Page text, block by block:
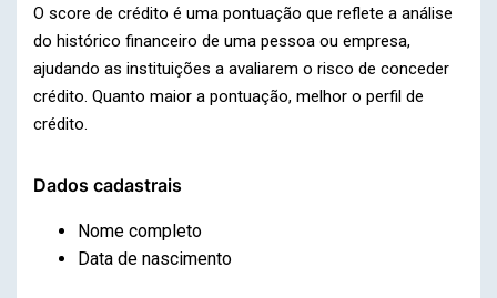
O score de crédito é uma pontuação que reflete a análise
do histórico financeiro de uma pessoa ou empresa,
ajudando as instituições a avaliarem o risco de conceder
crédito. Quanto maior a pontuação, melhor o perfil de
crédito.
Dados cadastrais
Nome completo
Data de nascimento